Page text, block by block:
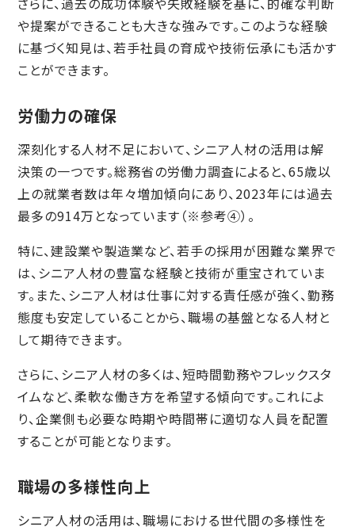
や提案ができることも大きな強みです。このような経験
に基づく知見は、若手社員の育成や技術伝承にも活かす
ことができます。
労働力の確保
深刻化する人材不足において、シニア人材の活用は解
決策の一つです。総務省の労働力調査によると、65歳以
上の就業者数は年々増加傾向にあり、2023年には過去
最多の914万となっています（※参考④）。
特に、建設業や製造業など、若手の採用が困難な業界で
は、シニア人材の豊富な経験と技術が重宝されていま
す。また、シニア人材は仕事に対する責任感が強く、勤務
態度も安定していることから、職場の基盤となる人材と
して期待できます。
さらに、シニア人材の多くは、短時間勤務やフレックスタ
イムなど、柔軟な働き方を希望する傾向です。これによ
り、企業側も必要な時期や時間帯に適切な人員を配置
することが可能となります。
職場の多様性向上
シニア人材の活用は、職場における世代間の多様性を